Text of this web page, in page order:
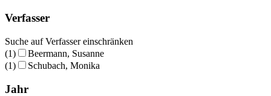
Verfasser
Suche auf Verfasser einschränken
(1)
Beermann, Susanne
(1)
Schubach, Monika
Jahr